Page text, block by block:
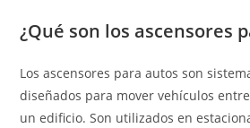
¿Qué son los ascensores
Los ascensores para autos son
diseñados para mover vehículos
un edificio. Son utilizados en